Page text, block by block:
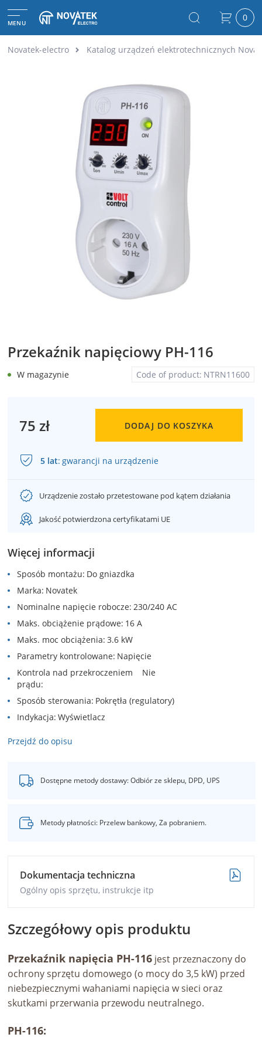
MENU 0
Novatek-electro Katalog urządzeń elektrotechnicznych
Przekaźnik napięciowy PH-116
Code of product: NTRN11600
W magazynie
75 zł DODAJ DO KOSZYKA
5 lat: gwarancji na urządzenie
Urządzenie zostało przetestowane pod kątem działania
Jakość potwierdzona certyfikatami UE
Więcej informacji
Sposób montażu Do gniazdka
Marka Novatek
Nominalne napięcie robocze 230/240 AC
Maks. obciążenie prądowe 16 A
Maks. moc obciążenia 3.6 kW
Parametry kontrolowane Napięcie
Kontrola nad przekroczeniem
prądu
Nie
Sposób sterowania Pokrętła (regulatory)
Indykacja Wyświetlacz
Przejdź do opisu
Dostępne metody dostawy: Odbiór ze sklepu, DPD, UPS
Metody płatności: Przelew bankowy, Za pobraniem.
Dokumentacja techniczna
Ogólny opis sprzętu, instrukcje itp
Szczegółowy opis produktu
Przekaźnik napięcia PH-116 jest przeznaczony do
ochrony sprzętu domowego (o mocy do 3,5 kW) przed
niebezpiecznymi wahaniami napięcia w sieci oraz
skutkami przerwania przewodu neutralnego.
PH-116: